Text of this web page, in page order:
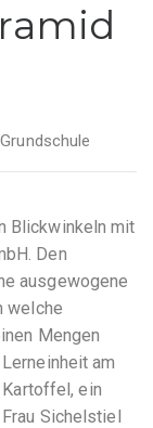
Grundschule
Blickwinkeln mit
Den
ausgewogene
welche
Mengen
am
ein
Sichelstiel